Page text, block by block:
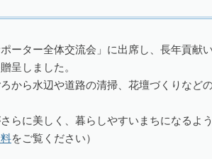
ーター全体交流会」に出席し、長年貢
呈しました。
から水辺や道路の清掃、花壇づくりなど
らに美しく、暮らしやすいまちになるよ
をご覧ください）